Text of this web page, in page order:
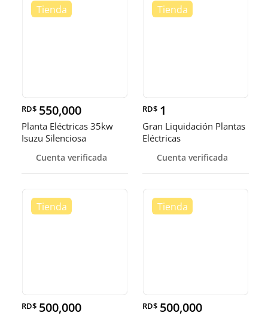
RD$ 550,000
Planta Eléctricas 35kw
Isuzu Silenciosa
Cuenta verificada
RD$ 1
Gran Liquidación Plantas
Eléctricas
Cuenta verificada
RD$ 500,000 RD$ 500,000